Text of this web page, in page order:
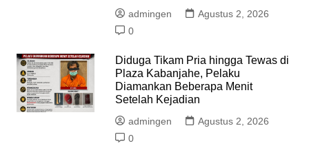
admingen
Agustus 2, 2026
0
Diduga Tikam Pria hingga Tewas di
Plaza Kabanjahe, Pelaku
Diamankan Beberapa Menit
Setelah Kejadian
admingen
Agustus 2, 2026
0